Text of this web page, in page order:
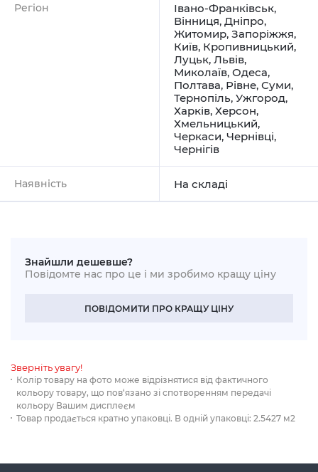
Регіон Івано-Франківськ,
Вінниця, Дніпро,
Житомир, Запоріжжя,
Київ, Кропивницький,
Луцьк, Львів,
Миколаїв, Одеса,
Полтава, Рівне, Суми,
Тернопіль, Ужгород,
Харків, Херсон,
Хмельницький,
Черкаси, Чернівці,
Чернігів
Наявність На складі
Знайшли дешевше?
Повідомте нас про це і ми зробимо кращу ціну
ПОВІДОМИТИ ПРО КРАЩУ ЦІНУ
Зверніть увагу!
Колір товару на фото може відрізнятися від фактичного
кольору товару, що пов‘язано зі спотворенням передачі
кольору Вашим дисплеєм
Товар продається кратно упаковці. В одній упаковці: 2.5427 м2